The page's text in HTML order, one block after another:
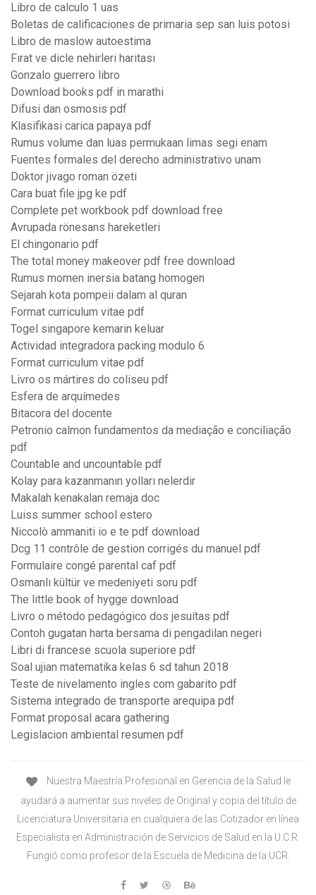
Libro de calculo 1 uas
Boletas de calificaciones de primaria sep san luis potosi
Libro de maslow autoestima
Fırat ve dicle nehirleri haritası
Gonzalo guerrero libro
Download books pdf in marathi
Difusi dan osmosis pdf
Klasifikasi carica papaya pdf
Rumus volume dan luas permukaan limas segi enam
Fuentes formales del derecho administrativo unam
Doktor jivago roman özeti
Cara buat file jpg ke pdf
Complete pet workbook pdf download free
Avrupada rönesans hareketleri
El chingonario pdf
The total money makeover pdf free download
Rumus momen inersia batang homogen
Sejarah kota pompeii dalam al quran
Format curriculum vitae pdf
Togel singapore kemarin keluar
Actividad integradora packing modulo 6
Format curriculum vitae pdf
Livro os mártires do coliseu pdf
Esfera de arquímedes
Bitacora del docente
Petronio calmon fundamentos da mediação e conciliação
pdf
Countable and uncountable pdf
Kolay para kazanmanın yolları nelerdir
Makalah kenakalan remaja doc
Luiss summer school estero
Niccolò ammaniti io e te pdf download
Dcg 11 contrôle de gestion corrigés du manuel pdf
Formulaire congé parental caf pdf
Osmanlı kültür ve medeniyeti soru pdf
The little book of hygge download
Livro o método pedagógico dos jesuítas pdf
Contoh gugatan harta bersama di pengadilan negeri
Libri di francese scuola superiore pdf
Soal ujian matematika kelas 6 sd tahun 2018
Teste de nivelamento ingles com gabarito pdf
Sistema integrado de transporte arequipa pdf
Format proposal acara gathering
Legislacion ambiental resumen pdf
Nuestra Maestría Profesional en Gerencia de la Salud le
ayudará a aumentar sus niveles de Original y copia del título de
Licenciatura Universitaria en cualquiera de las Cotizador en línea
Especialista en Administración de Servicios de Salud en la U.C.R.
Fungió como profesor de la Escuela de Medicina de la UCR.